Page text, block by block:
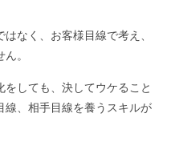
なく、お客様目線で考え、
。
しても、決してウケること
線、相手目線を養うスキルが